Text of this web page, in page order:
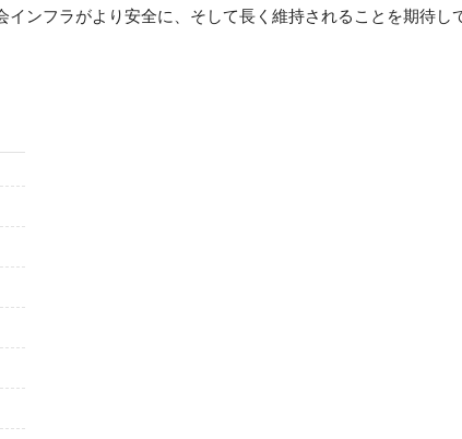
ンフラがより安全に、そして長く維持されることを期待し